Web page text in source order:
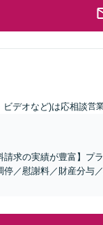
デオなど)は応相談営
請求の実績が豊富】プ
／慰謝料／財産分与